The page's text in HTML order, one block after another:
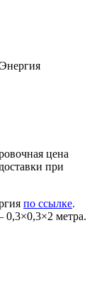
цена
при
по ссылке.
метра.